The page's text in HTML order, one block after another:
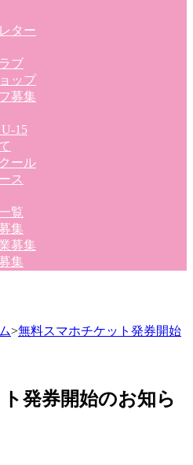
ター
ブ
ップ
募集
15
ール
ス
覧
集
募集
集
>無料スマホチケット発券開始
発券開始のお知ら